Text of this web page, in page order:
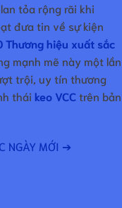
tỏa rộng rãi khi
đưa tin về sự kiện
Thương hiệu xuất sắc
mạnh mẽ này một lần
trội, uy tín thương
thái keo VCCtrên bản
NGÀY MỚI ➔